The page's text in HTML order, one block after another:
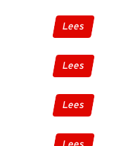
Lees
Lees
Lees